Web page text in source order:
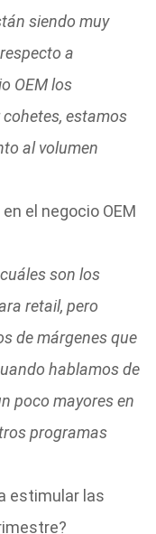
siendo muy
a
OEM los
estamos
al volumen
el negocio OEM
son los
retail, pero
de márgenes que
hablamos de
poco mayores en
programas
estimular las